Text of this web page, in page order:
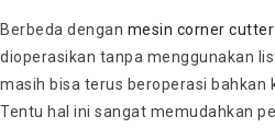
Berbeda dengan mesin corner
dioperasikan tanpa menggunakan
masih bisa terus beroperasi bahkan
Tentu hal ini sangat memudahkan